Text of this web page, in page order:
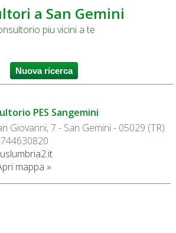
a San Gemini
piu vicini a te
PES Sangemini
Giovanni, 7 - San Gemini - 05029 (TR)
mappa »